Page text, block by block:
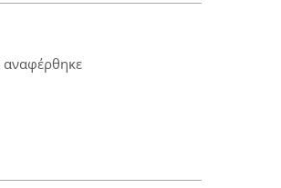
αναφέρθηκε